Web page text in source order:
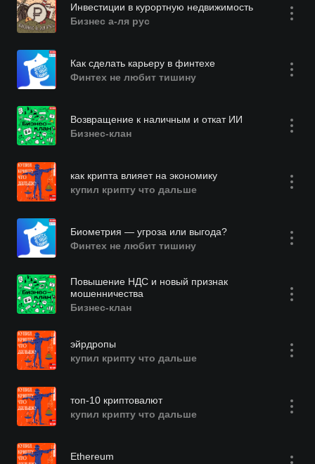
Инвестиции в курортную недвижимость
Бизнес а-ля рус
Как сделать карьеру в финтехе
Финтех не любит тишину
Возвращение к наличным и откат ИИ
Бизнес-клан
как крипта влияет на экономику
купил крипту что дальше
Биометрия — угроза или выгода?
Финтех не любит тишину
Повышение НДС и новый признак
мошенничества
Бизнес-клан
эйрдропы
купил крипту что дальше
топ-10 криптовалют
купил крипту что дальше
Ethereum